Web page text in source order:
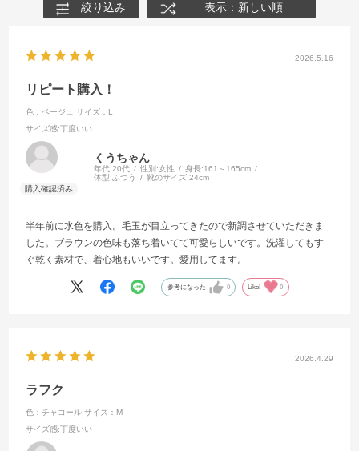
絞り込み 表示：新しい順
2026.5.16
リピート購入！
色：ベージュ サイズ：L
サイズ感:丁度いい
くうちゃん
年代:20代 性別:女性 身長:161～165cm
体型: ふつう 靴のサイズ:24cm
半年前に水色を購入。毛玉が目立ってきたので新調させていただきま
した。ブラウンの色味も落ち着いてて可愛らしいです。洗濯してもす
ぐ乾く素材で、着心地もいいです。愛用してます。
参考になった 0 Like! 0
2026.4.29
ラフク
色：チャコール サイズ：M
サイズ感:丁度いい